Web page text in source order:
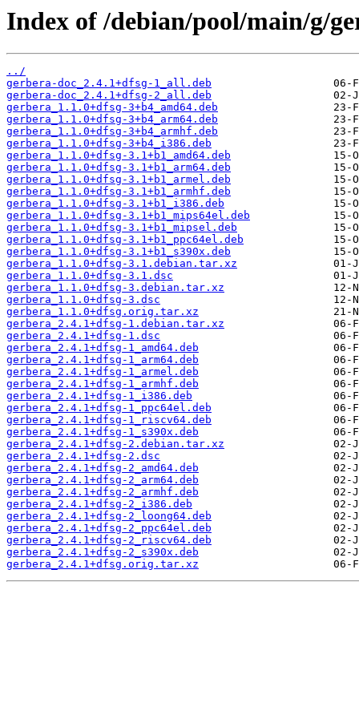
Index of /debian/pool/main/g/
../
gerbera-doc_2.4.1+dfsg-1_all.deb
gerbera-doc_2.4.1+dfsg-2_all.deb
gerbera_1.1.0+dfsg-3+b4_amd64.deb
gerbera_1.1.0+dfsg-3+b4_arm64.deb
gerbera_1.1.0+dfsg-3+b4_armhf.deb
gerbera_1.1.0+dfsg-3+b4_i386.deb
gerbera_1.1.0+dfsg-3.1+b1_amd64.deb
gerbera_1.1.0+dfsg-3.1+b1_arm64.deb
gerbera_1.1.0+dfsg-3.1+b1_armel.deb
gerbera_1.1.0+dfsg-3.1+b1_armhf.deb
gerbera_1.1.0+dfsg-3.1+b1_i386.deb
gerbera_1.1.0+dfsg-3.1+b1_mips64el.deb
gerbera_1.1.0+dfsg-3.1+b1_mipsel.deb
gerbera_1.1.0+dfsg-3.1+b1_ppc64el.deb
gerbera_1.1.0+dfsg-3.1+b1_s390x.deb
gerbera_1.1.0+dfsg-3.1.debian.tar.xz
gerbera_1.1.0+dfsg-3.1.dsc
gerbera_1.1.0+dfsg-3.debian.tar.xz
gerbera_1.1.0+dfsg-3.dsc
gerbera_1.1.0+dfsg.orig.tar.xz
gerbera_2.4.1+dfsg-1.debian.tar.xz
gerbera_2.4.1+dfsg-1.dsc
gerbera_2.4.1+dfsg-1_amd64.deb
gerbera_2.4.1+dfsg-1_arm64.deb
gerbera_2.4.1+dfsg-1_armel.deb
gerbera_2.4.1+dfsg-1_armhf.deb
gerbera_2.4.1+dfsg-1_i386.deb
gerbera_2.4.1+dfsg-1_ppc64el.deb
gerbera_2.4.1+dfsg-1_riscv64.deb
gerbera_2.4.1+dfsg-1_s390x.deb
gerbera_2.4.1+dfsg-2.debian.tar.xz
gerbera_2.4.1+dfsg-2.dsc
gerbera_2.4.1+dfsg-2_amd64.deb
gerbera_2.4.1+dfsg-2_arm64.deb
gerbera_2.4.1+dfsg-2_armhf.deb
gerbera_2.4.1+dfsg-2_i386.deb
gerbera_2.4.1+dfsg-2_loong64.deb
gerbera_2.4.1+dfsg-2_ppc64el.deb
gerbera_2.4.1+dfsg-2_riscv64.deb
gerbera_2.4.1+dfsg-2_s390x.deb
gerbera_2.4.1+dfsg.orig.tar.xz